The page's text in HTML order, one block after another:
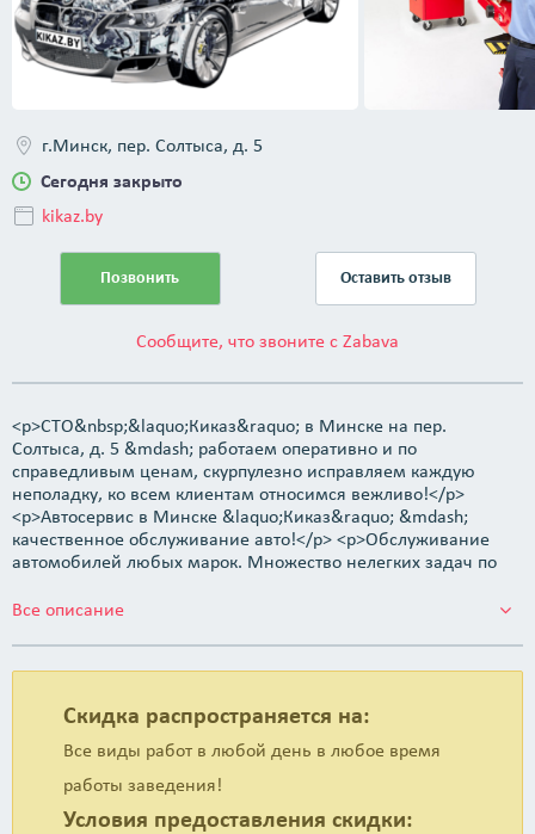
Скидка распространяется на:
Все виды работ в любой день в любое время
работы заведения!
Условия предоставления скидки:
г.Минск, пер. Солтыса, д. 5
Сегодня закрыто
kikaz.by
Позвонить Оставить отзыв
Сообщите, что звоните с Zabava
<p>СТО&nbsp;&laquo;Киказ&raquo; в Минске на пер.
Солтыса, д. 5 &mdash; работаем оперативно и по
справедливым ценам, скурпулезно исправляем каждую
неполадку, ко всем клиентам относимся вежливо!</p>
<p>Автосервис в Минске &laquo;Киказ&raquo; &mdash;
качественное обслуживание авто!</p> <p>Обслуживание
автомобилей любых марок. Множество нелегких задач по
специалистом, так что можете смело доверить нам ремонт
немногих, где есть возможность заказать ремонт любой
неисправности, ведь наличие всего необходимого
автомобили комплексно, при этом очень качественно. Наши
мастера в весьма сжатые сроки точно определят
неисправность и приступят к ремонту.</p> <p><strong>Услуги
автосервиса &laquo;Киказ&raquo;:</strong></p> <ol>
<li>Услуги автоэлектрика. Установка ксенона, парктроника,
Все описание